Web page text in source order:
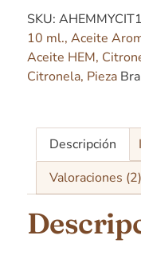
SKU:
10 ml., Aceite
Aceite HEM,
Citronela, Pieza
Descripción
Valoraciones (2)